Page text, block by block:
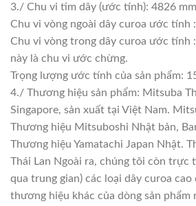
3./ Chu vi tim dây (ước tính): 4826
Chu vi vòng ngoài dây curoa ước tính
Chu vi vòng trong dây curoa ước tính
này là chu vi ước chừng.
Trọng lượng ước tính của sản phẩm:
4./ Thương hiệu sản phẩm: Mitsuba
Singapore, sản xuất tại Việt Nam.
Thương hiệu Mitsuboshi Nhật bản,
Thương hiệu Yamatachi Japan Nhật.
Thái Lan Ngoài ra, chúng tôi còn trực
qua trung gian) các loại dây curoa
thương hiệu khác của dòng sản phẩm